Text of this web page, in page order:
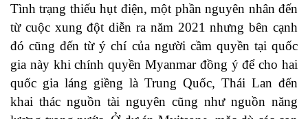
Tình trạng thiếu hụt điện, một phần nguyên nhân đến
từ cuộc xung đột diễn ra năm 2021 nhưng bên cạnh
đó cũng đến từ ý chí của người cầm quyền tại quốc
gia này khi chính quyền Myanmar đồng ý để cho hai
quốc gia láng giềng là Trung Quốc, Thái Lan đến
khai thác nguồn tài nguyên cũng như nguồn năng